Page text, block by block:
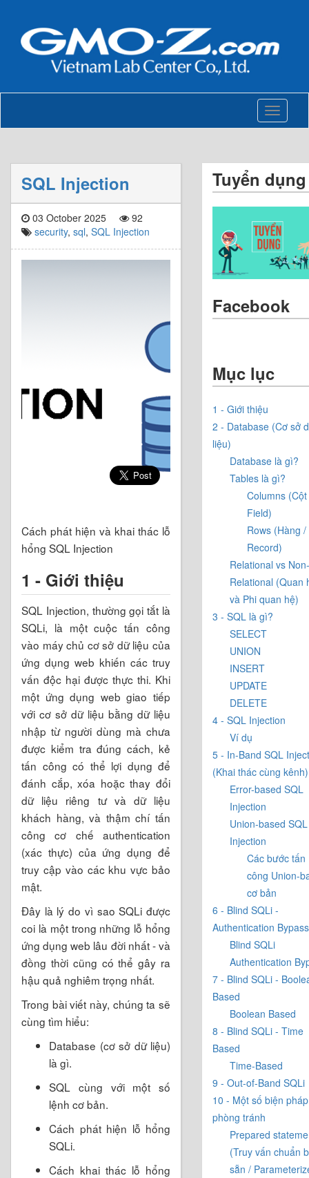
Toggle
SQL Injection
03 October 2025
92
security, sql, SQL Injection
Cách phát hiện và khai thác lỗ
hổng SQL Injection
1 - Giới thiệu
SQL Injection, thường gọi tắt là
SQLi, là một cuộc tấn công
vào máy chủ cơ sở dữ liệu của
ứng dụng web khiến các truy
vấn độc hại được thực thi. Khi
một ứng dụng web giao tiếp
với cơ sở dữ liệu bằng dữ liệu
nhập từ người dùng mà chưa
được kiểm tra đúng cách, kẻ
tấn công có thể lợi dụng để
đánh cắp, xóa hoặc thay đổi
dữ liệu riêng tư và dữ liệu
khách hàng, và thậm chí tấn
công cơ chế authentication
(xác thực) của ứng dụng để
truy cập vào các khu vực bảo
mật.
Đây là lý do vì sao SQLi được
coi là một trong những lỗ hổng
ứng dụng web lâu đời nhất - và
đồng thời cũng có thể gây ra
hậu quả nghiêm trọng nhất.
Trong bài viết này, chúng ta sẽ
cùng tìm hiểu:
Database (cơ sở dữ liệu)
là gì.
SQL cùng với một số
lệnh cơ bản.
Cách phát hiện lỗ hổng
SQLi.
Cách khai thác lỗ hổng
Tuyển dụng
Facebook
Mục lục
1 - Giới thiệu
2 - Database (Cơ sở
liệu)
Database là gì?
Tables là gì?
Columns
Field)
Rows (Hàng /
Record)
Relational vs Non-
Relational (Quan
và Phi quan hệ)
3 - SQL là gì?
SELECT
UNION
INSERT
UPDATE
DELETE
4 - SQL Injection
Ví dụ
5 - In-Band SQL
(Khai thác cùng kênh)
Error-based SQL
Injection
Union-based SQL
Injection
Các bước tấn
công Union-
cơ bản
6 - Blind SQLi -
Authentication Bypass
Blind SQLi
Authentication
7 - Blind SQLi -
Based
Boolean Based
8 - Blind SQLi - Time
Based
Time-Based
9 - Out-of-Band SQLi
10 - Một số biện pháp
phòng tránh
Prepared
(Truy vấn chuẩn
sẵn /